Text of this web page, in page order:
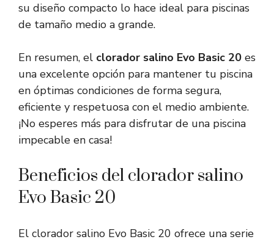
su diseño compacto lo hace ideal para piscinas
de tamaño medio a grande.
En resumen, el clorador salino Evo Basic 20 es
una excelente opción para mantener tu piscina
en óptimas condiciones de forma segura,
eficiente y respetuosa con el medio ambiente.
¡No esperes más para disfrutar de una piscina
impecable en casa!
Beneficios del clorador salino
Evo Basic 20
El clorador salino Evo Basic 20 ofrece una serie